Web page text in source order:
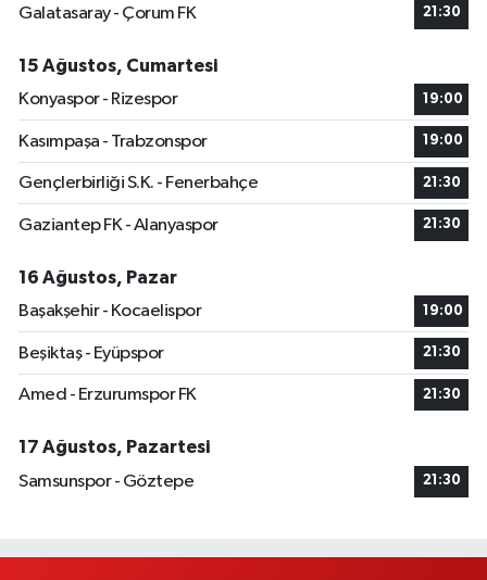
Galatasaray - Çorum FK
21:30
15 Ağustos, Cumartesi
Konyaspor - Rizespor
19:00
Kasımpaşa - Trabzonspor 19:00
Gençlerbirliği S.K. - Fenerbahçe 21:30
Gaziantep FK - Alanyaspor 21:30
16 Ağustos, Pazar
Başakşehir - Kocaelispor
19:00
Beşiktaş - Eyüpspor 21:30
Amed - Erzurumspor FK 21:30
17 Ağustos, Pazartesi
Samsunspor - Göztepe
21:30